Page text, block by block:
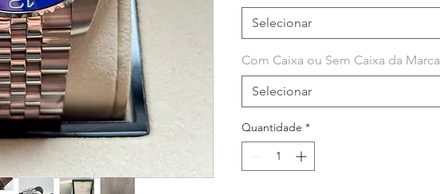
Selecionar
Com Caixa ou Sem Caixa da Marca
Selecionar
Quantidade *